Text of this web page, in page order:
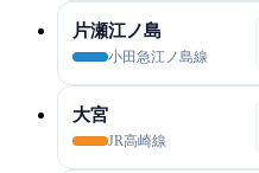
片瀬江ノ島
小田急江ノ島線
大宮
JR高崎線